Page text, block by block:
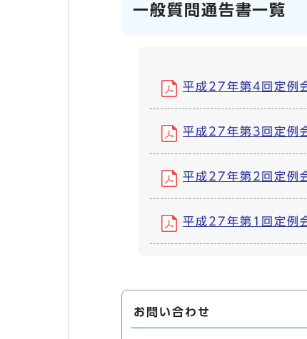
一般質問通告書一覧
平成27年第4回定
平成27年第3回定
平成27年第2回定
平成27年第1回定
お問い合わせ